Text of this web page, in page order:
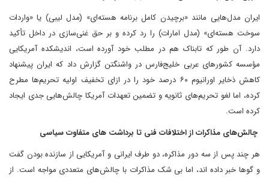
ایران مدل‌هایی مانند «برچیدن کامل برنامه هسته‌ای» (مدل لیبی) یا «واردات
سوخت هسته‌ای» (مدل امارات) را رد کرده و بر حق غنی‌سازی در داخل تأکید
دارد. آن طور که تابناک هم در مطلب خود آورده است، اندیشکده آمریکایی
مؤسسه کشورهای عربی خلیج‌فارس در واشنگتن گزارش داد که ایران پیشنهاد
کاهش ذخایر اورانیوم ۶۰ درصد خود را در ازای تخفیف اولیه تحریم‌ها مطرح
کرده، اما لغو تحریم‌های ثانویه و تضمین تعهدات آمریکا چالش‌هایی جدی ایجاد
کرده است.
چالش‌های مذاکرات از اختلافات فنی تا برداشت های متفاوت سیاسی
هر چند پس از سه دور مذاکره، دو طرف ایرانی و آمریکایی از سازنده بودن گفت
و گوها خبر داده اند، اما بی شک مذاکرات با چالش‌های متعددی مواجه است. از